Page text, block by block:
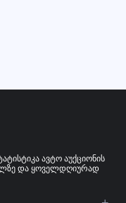
ავტო აუქციონის
და ყოველდღიურად